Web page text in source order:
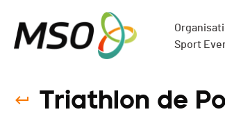
Sport
Triathlon de